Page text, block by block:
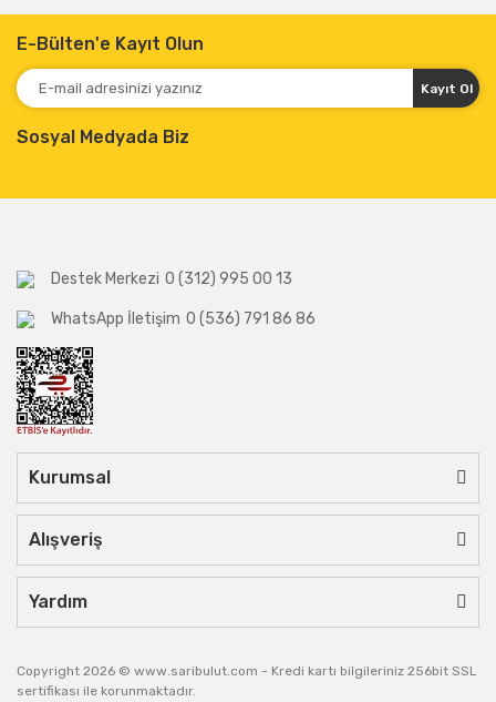
E-Bülten'e Kayıt Olun
Kayıt Ol
Sosyal Medyada Biz
Destek Merkezi 0 (312) 995 00 13
WhatsApp İletişim 0 (536) 791 86 86
Kurumsal
Alışveriş
Yardım
Copyright 2026 © www.saribulut.com - Kredi kartı bilgileriniz 256bit SSL
sertifikası ile korunmaktadır.